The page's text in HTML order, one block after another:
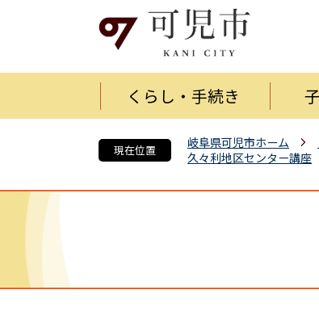
くらし・手続き
現在位置 岐阜県可児市ホーム
久々利地区センター講座